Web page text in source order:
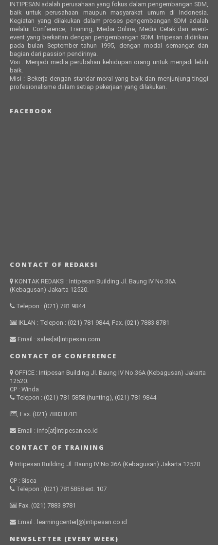
INTIPESAN adalah perusahaan yang fokus dalam pengembangan SDM,
baik untuk perusahaan maupun masyarakat umum di Indonesia.
Kegiatan yang dilakukan dalam proses pengembangan SDM adalah
melalui Conference, Training, Media Online, Media Cetak dan event-
event yang berkaitan dengan pengembangan SDM. Intipesan didirikan
pada bulan September tahun 1995, dengan modal semangat dan
bagian dari passion pendirinya.
Visi : Menjadi media perubahan kehidupan orang untuk menjadi lebih
baik.
Misi : Bekerja dengan standar moral yang baik dan menjunjung tinggi
profesionalisme dalam setiap pekerjaan yang dilakukan.
FACEBOOK
CONTACT OF REDAKSI
KONTAK REDAKSI : Intipesan Building Jl. Baung IV No.36A
(Kebagusan) Jakarta 12520.
Telepon : (021) 781 9844
IKLAN : Telepon : (021) 781 9844, Fax. (021) 7883 8781
Email : sales[at]intipesan.com
CONTACT OF CONFERENCE
OFFICE : Intipesan Building Jl. Baung IV No.36A (Kebagusan) Jakarta
12520.
CP : Winda
Telepon : (021) 781 5858 (hunting), (021) 781 9844
, Fax. (021) 7883 8781
Email : info[at]intipesan.co.id
CONTACT OF TRAINING
Intipesan Building Jl. Baung IV No.36A (Kebagusan) Jakarta 12520.
CP : Sisca
Telepon : (021) 7815858 ext. 107
Fax. (021) 7883 8781
Email : learningcenter[@]intipesan.co.id
NEWSLETTER (EVERY WEEK)